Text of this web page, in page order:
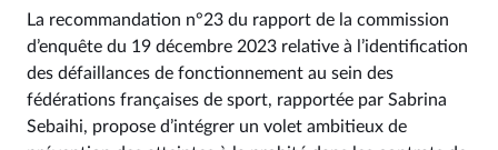
La recommandation n°23 du rapport de la commission
d’enquête du 19 décembre 2023 relative à l’identification
des défaillances de fonctionnement au sein des
fédérations françaises de sport, rapportée par Sabrina
Sebaihi, propose d’intégrer un volet ambitieux de